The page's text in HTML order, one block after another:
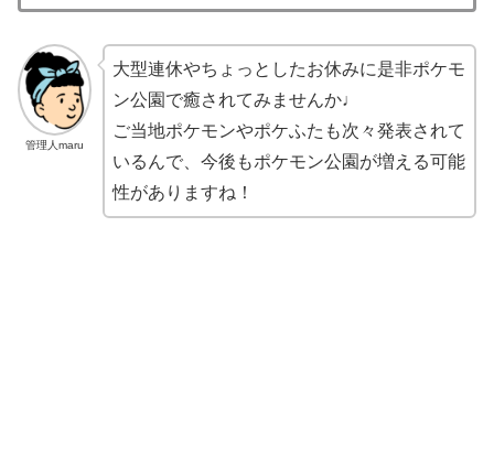
管理人maru
大型連休やちょっとしたお休みに是非ポケモ
ン公園で癒されてみませんか♩
ご当地ポケモンやポケふたも次々発表されて
いるんで、今後もポケモン公園が増える可能
性がありますね！